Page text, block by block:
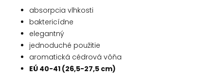
absorpcia vlhkosti
baktericídne
elegantný
jednoduché použitie
aromatická cédrová vôňa
EÚ 40-41 (26,5-27,5 cm)